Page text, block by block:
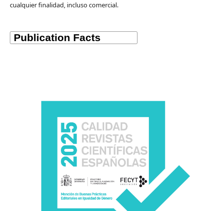
cualquier finalidad, incluso comercial.